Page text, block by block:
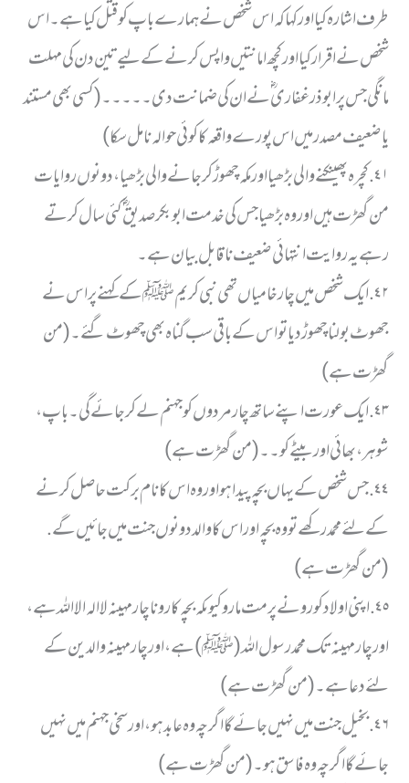
طرف اشارہ کیا اور کہا کہ اس شخص نے ہمارے باپ کو قتل کیا ہے۔ اس
شخص نے اقرار کیا اور کچھ امانتیں واپس کرنے کے لیے تین دن کی مہلت
مانگی جس پر ابوذر غفاری ؓ نے ان کی ضمانت دی۔۔۔۔۔ (کسی بھی مستند
یا ضعیف مصدر میں اس پورے واقعہ کا کوئی حوالہ نا مل سکا)
٤١. کچرہ پھینکنے والی بڑھیا اور مکہ چھوڑ کر جانے والی بڑھیا، دونوں روایات
من گھڑت ہیں اور وہ بڑھیا جس کی خدمت ابو بکر صدیق ؓ کئی سال کرتے
رہے یہ روایت انتہائی ضعیف نا قابل بیان ہے۔
٤٢. ایک شخص میں چار خامیاں تھی نبی کریم ﷺ کے کہنے پر اس نے
جھوٹ بولنا چھوڑ دیا تو اس کے باقی سب گناہ بھی چھوٹ گئے۔ (من
گھڑت ہے)
٤٣. ایک عورت اپنے ساتھ چار مردوں کو جہنم لے کر جائے گی۔ باپ ،
شوہر ، بھائی اور بیٹے کو۔۔ (من گھڑت ہے)
٤٤. جس شخص کے یہاں بچہ پیدا ہو اور وہ اس کا نام برکت حاصل کرنے
کے لئے محمد رکھے تو وہ بچہ اور اس کا والد دونوں جنت میں جائیں گے.
(من گھڑت ہے)
٤٥. اپنی اولاد کو رونے پر مت مارو کیوںکہ بچہ کا رونا چار مہینہ لا الہ الا اللہ ہے،
اور چار مہینہ تک محمد رسول اللہ(ﷺ) ہے، اور چار مہینہ والدین کے
لئے دعا ہے۔ (من گھڑت ہے)
٤٦. بخیل جنت میں نہیں جائے گا اگرچہ وہ عابد ہو، اور سخی جہنم میں نہیں
جائے گا اگر چہ وہ فاسق ہو۔ ( من گھڑت ہے)